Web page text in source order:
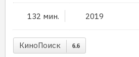
132 мин. 2019
КиноПоиск 6.6